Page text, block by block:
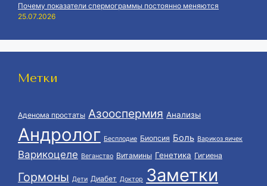
Почему показатели спермограммы постоянно меняются
25.07.2026
Метки
Аденома простаты Азооспермия Анализы
Андролог Бесплодие Биопсия Боль Варикоз яичек
Варикоцеле Веганство Витамины Генетика Гигиена
Гормоны Дети Диабет Доктор
Заметки